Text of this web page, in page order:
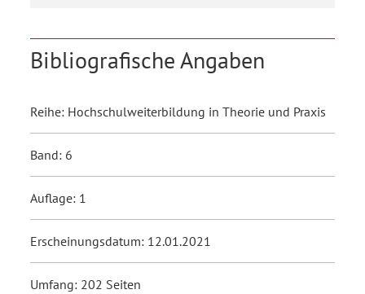
Bibliografische Angaben
Reihe: Hochschulweiterbildung in Theorie und Praxis
Band: 6
Auflage: 1
Erscheinungsdatum: 12.01.2021
Umfang: 202 Seiten